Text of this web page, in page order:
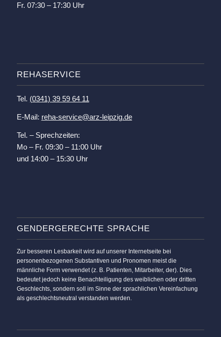
Fr. 07:30 – 17:30 Uhr
REHASERVICE
Tel. (0341) 39 59 64 11
E-Mail: reha-service@arz-leipzig.de
Tel. – Sprechzeiten:
Mo – Fr. 09:30 – 11:00 Uhr
und 14:00 – 15:30 Uhr
GENDERGERECHTE SPRACHE
Zur besseren Lesbarkeit wird auf unserer Internetseite bei
personenbezogenen Substantiven und Pronomen meist die
männliche Form verwendet (z. B. Patienten, Mitarbeiter, der). Dies
bedeutet jedoch keine Benachteiligung des weiblichen oder dritten
Geschlechts, sondern soll im Sinne der sprachlichen Vereinfachung
als geschlechtsneutral verstanden werden.